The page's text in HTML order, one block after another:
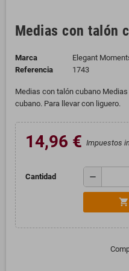
Medias con talón
Marca
Elegant
Referencia
1743
Medias con talón cubano
cubano. Para llevar con liguero.
14,96 € Impuestos
Cantidad remove
shopping_cart